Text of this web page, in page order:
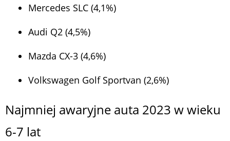
Mercedes SLC (4,1%)
Audi Q2 (4,5%)
Mazda CX-3 (4,6%)
Volkswagen Golf Sportvan (2,6%)
Najmniej awaryjne auta 2023 w wieku
6-7 lat